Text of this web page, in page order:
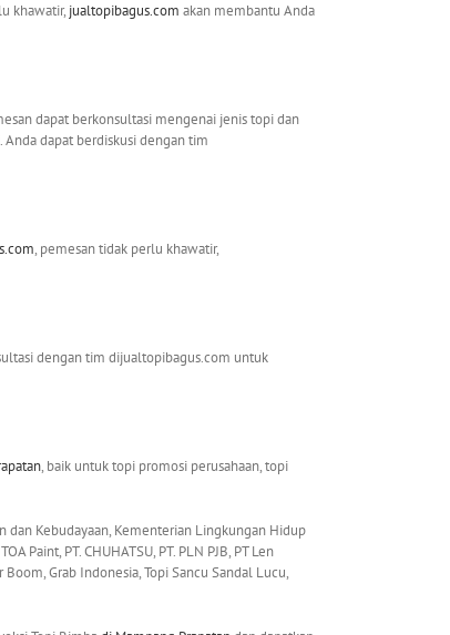
khawatir, jualtopibagus.com akan membantu Anda
dapat berkonsultasi mengenai jenis topi dan
dapat berdiskusi dengan tim
, pemesan tidak perlu khawatir,
dengan tim dijualtopibagus.com untuk
, baik untuk topi promosi perusahaan, topi
Kebudayaan, Kementerian Lingkungan Hidup
Paint, PT. CHUHATSU, PT. PLN PJB, PT Len
Grab Indonesia, Topi Sancu Sandal Lucu,